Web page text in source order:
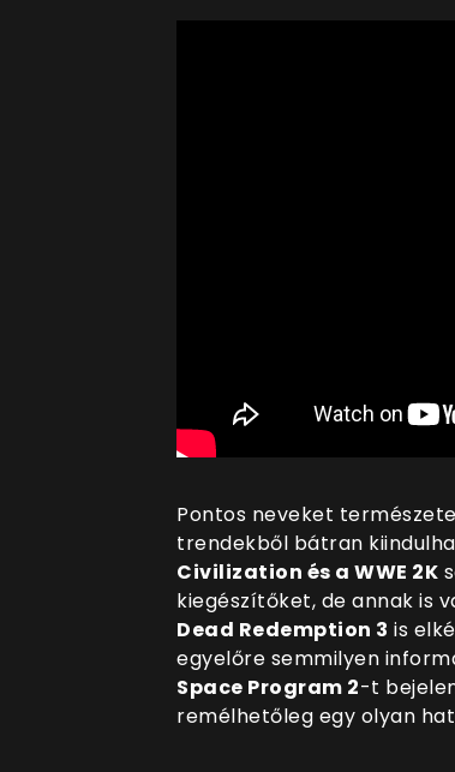
Pontos neveket
trendekből bátran
Civilization és a WWE 2K
kiegészítőket, de annak is
Dead Redemption 3 is
egyelőre semmilyen
Space Program 2-t
remélhetőleg egy olyan